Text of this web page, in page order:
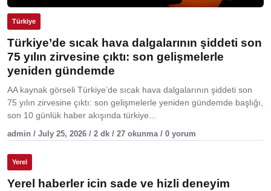
Türkiye
Türkiye’de sıcak hava dalgalarının şiddeti son
75 yılın zirvesine çıktı: son gelişmelerle
yeniden gündemde
AA kaynak görseli Türkiye’de sıcak hava dalgalarının şiddeti son
75 yılın zirvesine çıktı: son gelişmelerle yeniden gündemde başlığı,
son 10 günlük haber akışında türkiye...
admin / July 25, 2026 / 2 dk / 27 okunma / 0 yorum
Yerel
Yerel haberler icin sade ve hizli deneyim